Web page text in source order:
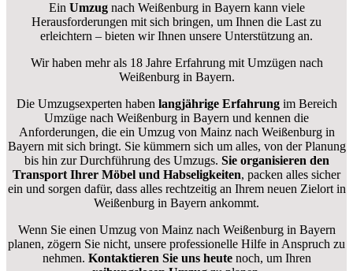
Ein Umzugnach Weißenburg in Bayern kann viele
Herausforderungen mit sich bringen, um Ihnen die Last zu
erleichtern – bieten wir Ihnen unsere Unterstützung an.
Wir haben mehr als 18 Jahre Erfahrung mit Umzügen nach
Weißenburg in Bayern.
Die Umzugsexperten haben langjährige Erfahrungim Bereich
Umzüge nach Weißenburg in Bayern und kennen die
Anforderungen, die ein Umzug von Mainz nach Weißenburg in
Bayern mit sich bringt. Sie kümmern sich um alles, von der Planung
bis hin zur Durchführung des Umzugs. Sie organisieren den
Transport Ihrer Möbel und Habseligkeiten, packen alles sicher
ein und sorgen dafür, dass alles rechtzeitig an Ihrem neuen Zielort in
Weißenburg in Bayern ankommt.
Wenn Sie einen Umzug von Mainz nach Weißenburg in Bayern
planen, zögern Sie nicht, unsere professionelle Hilfe in Anspruch zu
nehmen. Kontaktieren Sie uns heutenoch, um Ihren